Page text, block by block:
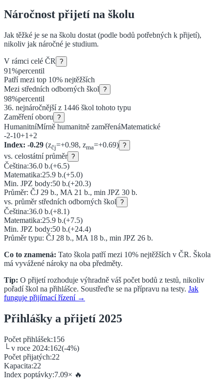
Náročnost přijetí na školu
Jak těžké je se na školu dostat (podle bodů potřebných k přijetí),
nikoliv jak náročné je studium.
V rámci celé ČR ?
91%percentil
Patří mezi top 10% nejtěžších
Mezi středních odborných škol ?
98%percentil
36. nejnáročnější z 1446 škol tohoto typu
Zaměření oboru ?
HumanitníMírně humanitně zaměřenáMatematické
-2-10+1+2
Index: -0.29 (zčj=+0.98, zma=+0.69) ?
vs. celostátní průměr ?
Čeština:36.0 b.(+6.5)
Matematika:25.9 b.(+5.0)
Min. JPZ body:50 b.(+20.3)
Průměr: ČJ 29 b., MA 21 b., min JPZ 30 b.
vs. průměrstředních odborných škol ?
Čeština:36.0 b.(+8.1)
Matematika:25.9 b.(+7.5)
Min. JPZ body:50 b.(+24.4)
Průměr typu: ČJ 28 b., MA 18 b., min JPZ 26 b.
Co to znamená: Tato škola patří mezi 10% nejtěžších v ČR. Škola
má vyvážené nároky na oba předměty.
Tip: O přijetí rozhoduje výhradně váš počet bodů z testů, nikoliv
pořadí škol na přihlášce. Soustřeďte se na přípravu na testy. Jak
funguje přijímací řízení →
Přihlášky a přijetí 2025
Počet přihlášek:156
└ v roce 2024:162(-4%)
Počet přijatých:22
Kapacita:22
Index poptávky:7.09× 🔥